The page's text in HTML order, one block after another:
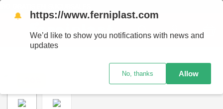
🔔 https://www.ferniplast.com
We’d like to show you notifications with news and
updates
No, thanks Allow